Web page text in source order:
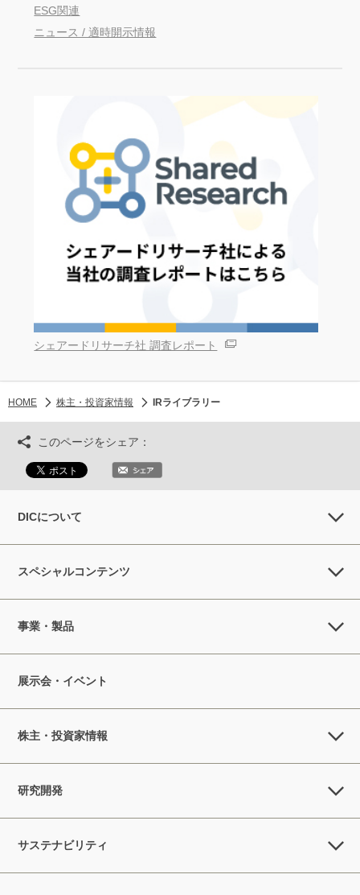
ESG関連
ニュース / 適時開示情報
シェアードリサーチ社 調査レポート
HOME 株主・投資家情報 IRライブラリー
このページをシェア：
DICについて
スペシャルコンテンツ
事業・製品
展示会・イベント
株主・投資家情報
研究開発
サステナビリティ